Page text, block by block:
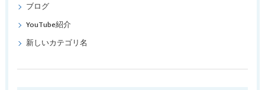
ブログ
YouTube紹介
新しいカテゴリ名